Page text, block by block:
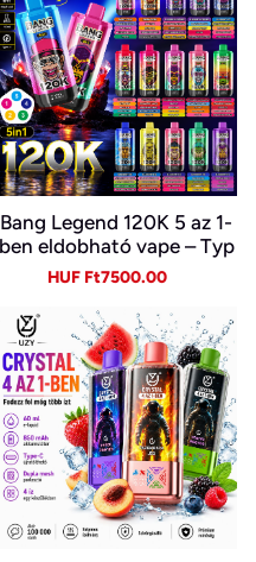
Bang Legend 120K 5 az 1-
ben eldobható vape – Typ
e-C, LED kijelző
Sale
HUF Ft7500.00